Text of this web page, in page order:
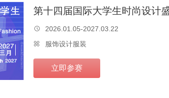
第十四届国际大学生时尚设计
 2026.01.05-2027.03.22
 服饰设计服装
立即参赛